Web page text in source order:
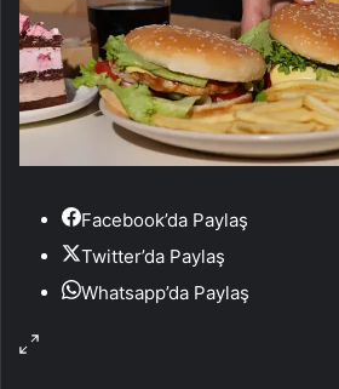
Facebook’da Paylaş
Twitter’da Paylaş
Whatsapp’da Paylaş